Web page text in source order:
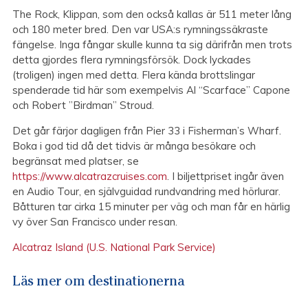
The Rock, Klippan, som den också kallas är 511 meter lång
och 180 meter bred. Den var USA:s rymningssäkraste
fängelse. Inga fångar skulle kunna ta sig därifrån men trots
detta gjordes flera rymningsförsök. Dock lyckades
(troligen) ingen med detta. Flera kända brottslingar
spenderade tid här som exempelvis Al “Scarface” Capone
och Robert ”Birdman” Stroud.
Det går färjor dagligen från Pier 33 i Fisherman’s Wharf.
Boka i god tid då det tidvis är många besökare och
begränsat med platser, se
https://www.alcatrazcruises.com. I biljettpriset ingår även
en Audio Tour, en självguidad rundvandring med hörlurar.
Båtturen tar cirka 15 minuter per väg och man får en härlig
vy över San Francisco under resan.
Alcatraz Island (U.S. National Park Service)
Läs mer om destinationerna